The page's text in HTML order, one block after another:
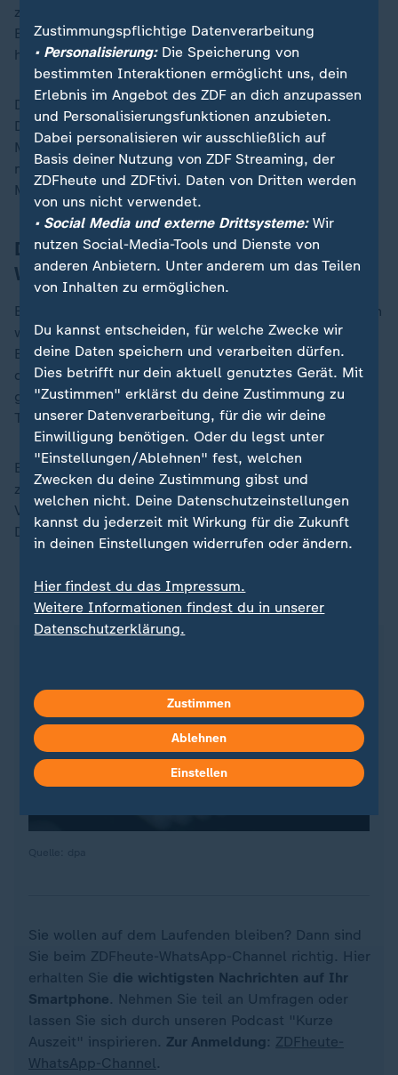
zahlreicher Mitglieder der Übergangsregierung sagte
Baerbock: "Wir wissen, wo die HTS ideologisch
herkommt, was sie in der Vergangenheit getan hat."
DieEU, in deren Auftrag Baerbock und Barrot nach
Damaskus reisen, sehe aber den Wunsch nach
Mäßigung und Verständigung. Bei aller Skepsis dürfe
man die Chance nicht verstreichen lassen, die
Menschen in Syrien am Scheideweg zu unterstützen.
Deutsche Botschaft vor
Wiedereröffnung?
Bei Baerbocks Besuch dürfte auch darüber gesprochen
werden, wie Deutschland die diplomatischen
Beziehungen zu Syrien wieder hochfahren kann. Die
deutsche Botschaft in Damaskus ist seit 2012
geschlossen, der Zustand des Gebäudes wird dieser
Tage untersucht.
Es gilt als wahrscheinlich, dass das Auswärtige Amt
zunächst ein kleines Team entsendet und dann die
Vertretung schrittweise ausbaut. Abgebrochen hat
Deutschland die diplomatischen Beziehungen nie.
ZDFheute auf WhatsApp
Sie wollen auf dem Laufenden bleiben? Dann sind
Sie beim ZDFheute-WhatsApp-Channel richtig. Hier
erhalten Sie die wichtigsten Nachrichten auf Ihr
Smartphone. Nehmen Sie teil an Umfragen oder
lassen Sie sich durch unseren Podcast "Kurze
Auszeit" inspirieren. Zur Anmeldung : ZDFheute-
WhatsApp-Channel.
Zustimmungspflichtige Datenverarbeitung
• Personalisierung:Die Speicherung von
bestimmten Interaktionen ermöglicht uns, dein
Erlebnis im Angebot des ZDF an dich anzupassen
und Personalisierungsfunktionen anzubieten.
Dabei personalisieren wir ausschließlich auf
Basis deiner Nutzung von ZDF Streaming, der
ZDFheute und ZDFtivi. Daten von Dritten werden
von uns nicht verwendet.
• Social Media und externe Drittsysteme:Wir
nutzen Social-Media-Tools und Dienste von
anderen Anbietern. Unter anderem um das Teilen
von Inhalten zu ermöglichen.
Du kannst entscheiden, für welche Zwecke wir
deine Daten speichern und verarbeiten dürfen.
Dies betrifft nur dein aktuell genutztes Gerät. Mit
"Zustimmen" erklärst du deine Zustimmung zu
unserer Datenverarbeitung, für die wir deine
Einwilligung benötigen. Oder du legst unter
"Einstellungen/Ablehnen" fest, welchen
Zwecken du deine Zustimmung gibst und
welchen nicht. Deine Datenschutzeinstellungen
kannst du jederzeit mit Wirkung für die Zukunft
in deinen Einstellungen widerrufen oder ändern.
Hier findest du das Impressum.
Weitere Informationen findest du in unserer
Datenschutzerklärung.
Zustimmen
Ablehnen
Einstellen